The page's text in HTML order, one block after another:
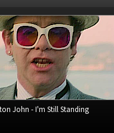
John - I'm Still Standing